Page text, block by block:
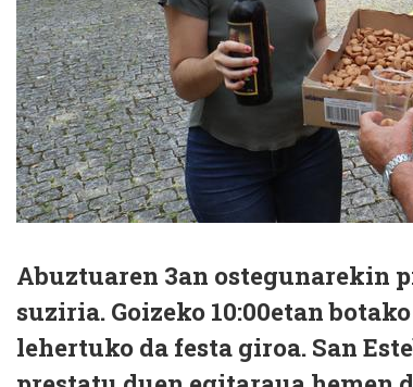
Abuztuaren 3an ostegunarekin
suziria. Goizeko 10:00etan
lehertuko da festa giroa. San